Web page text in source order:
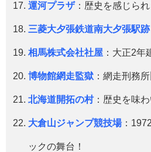
運河プラザ：歴史を感じら
三菱大夕張鉄道南大夕張駅跡
相馬株式会社社屋 ：大正2年
博物館網走監獄 ：網走刑務
北海道開拓の村：歴史を味
大倉山ジャンプ競技場：
ックの舞台！